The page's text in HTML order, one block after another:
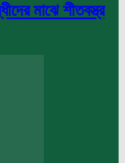
মাঝে শীতবস্ত্র